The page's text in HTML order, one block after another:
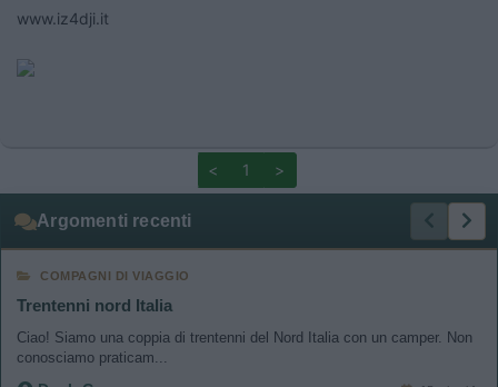
www.iz4dji.it
< 1 >
Argomenti recenti
COMPAGNI DI VIAGGIO
Trentenni nord Italia
Ciao! Siamo una coppia di trentenni del Nord Italia con un camper. Non
conosciamo praticam...